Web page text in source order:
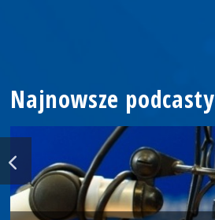
Najnowsze podcasty